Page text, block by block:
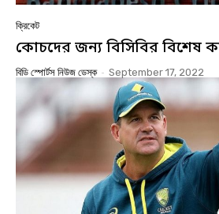
ক্রিকেট
কোচদের জন্য বিসিবির বিশেষ
বিডি স্পোর্টস নিউজ ডেস্ক - September 17, 2022